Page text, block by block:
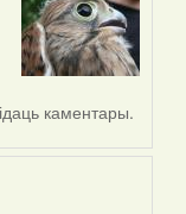
каментары.